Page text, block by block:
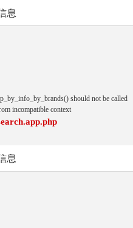
息
should not be called
incompatible context
息